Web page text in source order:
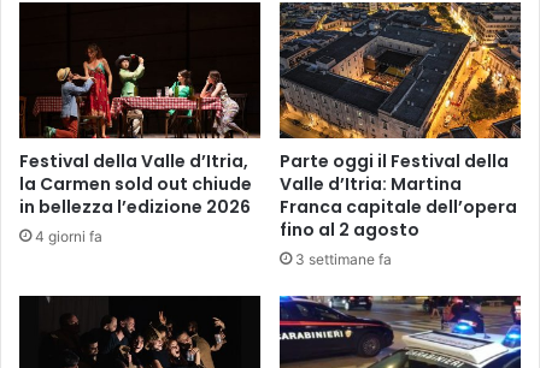
Festival della Valle d’Itria,
la Carmen sold out chiude
in bellezza l’edizione 2026
4 giorni fa
Parte oggi il Festival della
Valle d’Itria: Martina
Franca capitale dell’opera
fino al 2 agosto
3 settimane fa